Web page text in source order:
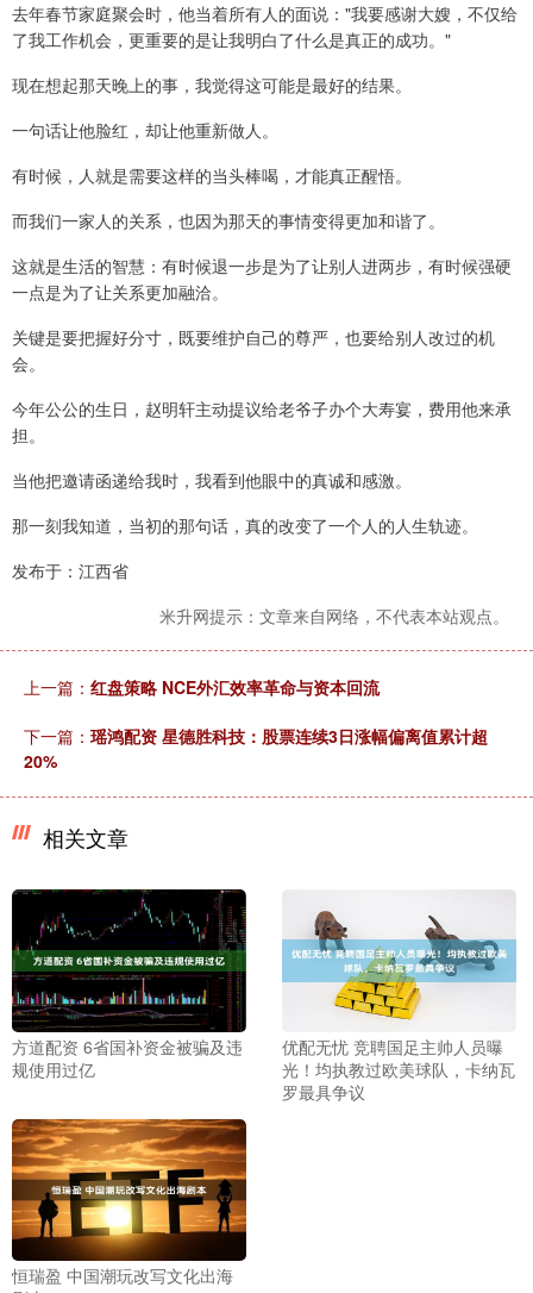
去年春节家庭聚会时，他当着所有人的面说："我要感谢大嫂，不仅给
了我工作机会，更重要的是让我明白了什么是真正的成功。"
现在想起那天晚上的事，我觉得这可能是最好的结果。
一句话让他脸红，却让他重新做人。
有时候，人就是需要这样的当头棒喝，才能真正醒悟。
而我们一家人的关系，也因为那天的事情变得更加和谐了。
这就是生活的智慧：有时候退一步是为了让别人进两步，有时候强硬
一点是为了让关系更加融洽。
关键是要把握好分寸，既要维护自己的尊严，也要给别人改过的机
会。
今年公公的生日，赵明轩主动提议给老爷子办个大寿宴，费用他来承
担。
当他把邀请函递给我时，我看到他眼中的真诚和感激。
那一刻我知道，当初的那句话，真的改变了一个人的人生轨迹。
发布于：江西省
米升网提示：文章来自网络，不代表本站观点。
上一篇： 红盘策略 NCE外汇效率革命与资本回流
下一篇： 瑶鸿配资 星德胜科技：股票连续3日涨幅偏离值累计超
20%
相关文章
方道配资 6省国补资金被骗及违
规使用过亿
优配无忧 竞聘国足主帅人员曝
光！均执教过欧美球队，卡纳瓦
罗最具争议
恒瑞盈 中国潮玩改写文化出海